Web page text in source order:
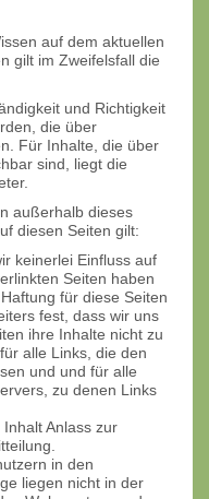
auf dem aktuellen
gilt im Zweifelsfall die
und Richtigkeit
die über
Für Inhalte, die über
sind, liegt die
außerhalb dieses
diesen Seiten gilt:
keinerlei Einfluss auf
Seiten haben
für diese Seiten
fest, dass wir uns
ihre Inhalte nicht zu
alle Links, die den
und und für alle
zu denen Links
Anlass zur
in den
liegen nicht in der